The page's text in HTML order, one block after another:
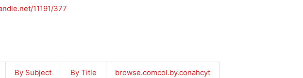
11191/377
By Subject By Title browse.comcol.by.conahcyt